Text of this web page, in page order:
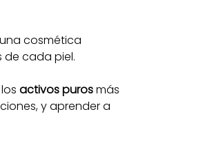
cosmética
de cada piel.
activos puros más
y aprender a